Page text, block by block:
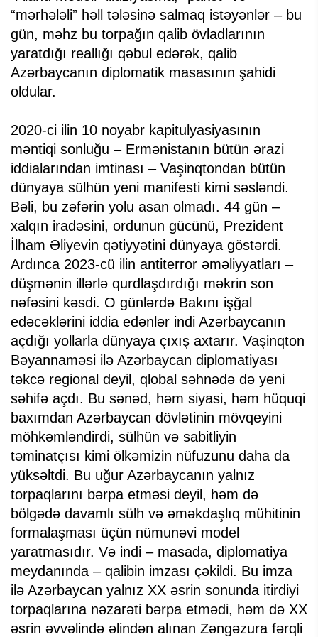
“mərhələli” həll tələsinə salmaq istəyənlər – bu
gün, məhz bu torpağın qalib övladlarının
yaratdığı reallığı qəbul edərək, qalib
Azərbaycanın diplomatik masasının şahidi
oldular.
2020-ci ilin 10 noyabr kapitulyasiyasının
məntiqi sonluğu – Ermənistanın bütün ərazi
iddialarından imtinası – Vaşinqtondan bütün
dünyaya sülhün yeni manifesti kimi səsləndi.
Bəli, bu zəfərin yolu asan olmadı. 44 gün –
xalqın iradəsini, ordunun gücünü, Prezident
İlham Əliyevin qətiyyətini dünyaya göstərdi.
Ardınca 2023-cü ilin antiterror əməliyyatları –
düşmənin illərlə qurdlaşdırdığı məkrin son
nəfəsini kəsdi. O günlərdə Bakını işğal
edəcəklərini iddia edənlər indi Azərbaycanın
açdığı yollarla dünyaya çıxış axtarır. Vaşinqton
Bəyannaməsi ilə Azərbaycan diplomatiyası
təkcə regional deyil, qlobal səhnədə də yeni
səhifə açdı. Bu sənəd, həm siyasi, həm hüquqi
baxımdan Azərbaycan dövlətinin mövqeyini
möhkəmləndirdi, sülhün və sabitliyin
təminatçısı kimi ölkəmizin nüfuzunu daha da
yüksəltdi. Bu uğur Azərbaycanın yalnız
torpaqlarını bərpa etməsi deyil, həm də
bölgədə davamlı sülh və əməkdaşlıq mühitinin
formalaşması üçün nümunəvi model
yaratmasıdır. Və indi – masada, diplomatiya
meydanında – qalibin imzası çəkildi. Bu imza
ilə Azərbaycan yalnız XX əsrin sonunda itirdiyi
torpaqlarına nəzarəti bərpa etmədi, həm də XX
əsrin əvvəlində əlindən alınan Zəngəzura fərqli